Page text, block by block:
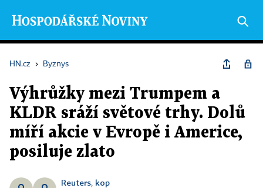
HN.cz › Byznys
Výhrůžky mezi Trumpem a
KLDR sráží světové trhy. Dolů
míří akcie v Evropě i Americe,
posiluje zlato
Reuters, kop